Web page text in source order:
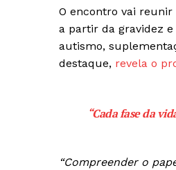
O encontro vai
a partir da gravidez
autismo,
destaque, revela o
“Cada fase da
“Compreender o